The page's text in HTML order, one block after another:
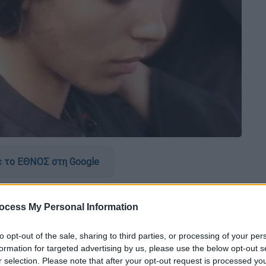
My Personal Information
opt-out of the sale, sharing to third parties, or processing of your
for targeted advertising by us, please use the below opt-out
selection. Please note that after your opt-out request is processed
το ΕΘΝΟΣ στη Google
η 23χρονη influencerHelen Mazlou,